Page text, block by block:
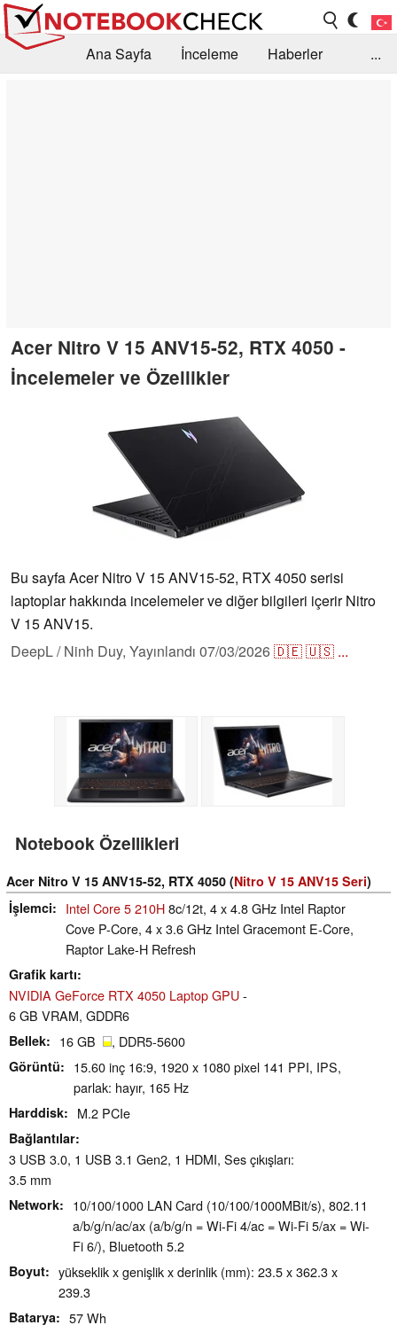
Ana Sayfa İnceleme
Haberler
...
Acer Nitro V 15 ANV15-52, RTX 4050 -
İncelemeler ve Özellikler
Bu sayfa Acer Nitro V 15 ANV15-52, RTX 4050 serisi
laptoplar hakkında incelemeler ve diğer bilgileri içerir Nitro
V 15 ANV15.
DeepL / Ninh Duy, Yayınlandı 07/03/2026🇩🇪🇺🇸 ...
Notebook Özellikleri
Acer Nitro V 15 ANV15-52, RTX 4050 (Nitro V 15 ANV15 Seri)
İşlemci
Intel Core 5 210H8c/12t, 4 x 4.8 GHz Intel Raptor
Cove P-Core, 4 x 3.6 GHz Intel Gracemont E-Core,
Raptor Lake-H Refresh
Grafik kartı
NVIDIA GeForce RTX 4050 Laptop GPU-
6 GB VRAM, GDDR6
Bellek 16 GB , DDR5-5600
Görüntü
15.60 inç 16:9, 1920 x 1080 pixel 141 PPI, IPS,
parlak: hayır, 165 Hz
Harddisk M.2 PCIe
Bağlantılar
3 USB 3.0, 1 USB 3.1 Gen2, 1 HDMI, Ses çıkışları:
3.5 mm
Network
10/100/1000 LAN Card (10/100/1000MBit/s), 802.11
a/b/g/n/ac/ax (a/b/g/n = Wi-Fi 4/ac = Wi-Fi 5/ax = Wi-
Fi 6/), Bluetooth 5.2
Boyut
yükseklik x genişlik x derinlik (mm): 23.5 x 362.3 x
239.3
Batarya 57 Wh